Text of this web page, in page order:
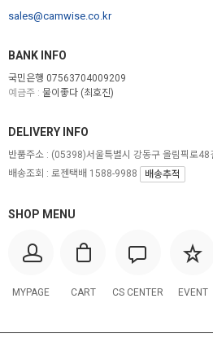
sales@camwise.co.kr
BANK INFO
국민은행 07563704009209
예금주 : 물이좋다 (최호진)
SHOP MENU
MYPAGE CART CS CENTER EVENT
DELIVERY INFO
반품주소 : (05398)서울특별시 강동구 올림픽로48
배송조회 : 로젠택배 1588-9988
배송추적